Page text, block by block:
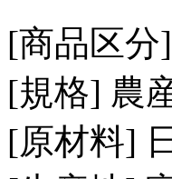
[商品区分
[規格] 農
[原材料]